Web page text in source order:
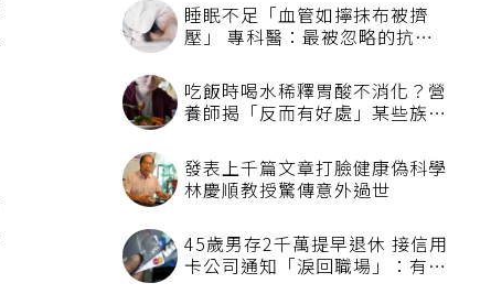
睡眠不足「血管如擰抹布被擠
壓」 專科醫：最被忽略的抗老
吃飯時喝水稀釋胃酸不消化？營
養師揭「反而有好處」某些族群
發表上千篇文章打臉健康偽科學
林慶順教授驚傳意外過世
45歲男存2千萬提早退休 接信用
卡公司通知「淚回職場」：有錢